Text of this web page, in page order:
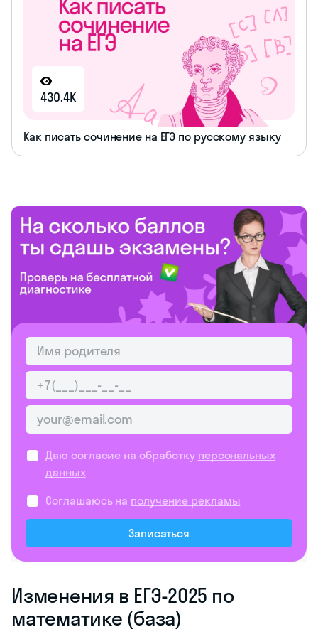
430.4K
Как писать сочинение на ЕГЭ по русскому языку
Даю согласие на обработку персональных
данных
Соглашаюсь на получение рекламы
Записаться
Изменения в ЕГЭ-2025 по
математике (база)